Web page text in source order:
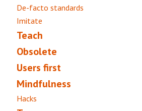
De-facto standards
Imitate
Teach
Obsolete
Users first
Mindfulness
Hacks